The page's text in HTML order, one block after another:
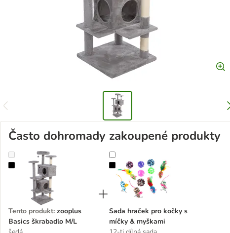
Často dohromady zakoupené produkty
zooplus Basics škrabadlo M/L
Tento produkt: zooplus
Basics škrabadlo M/L
Sada hraček pro kočky s míčky &
Sada hraček pro kočky s
míčky & myškami